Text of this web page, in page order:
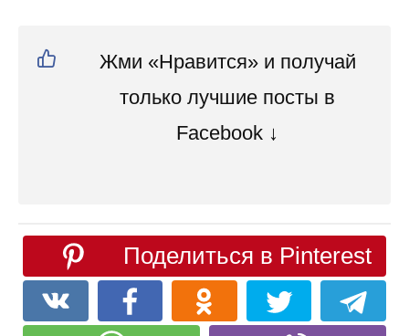
Жми «Нравится» и получай
только лучшие посты в
Facebook ↓
Поделиться в Pinterest